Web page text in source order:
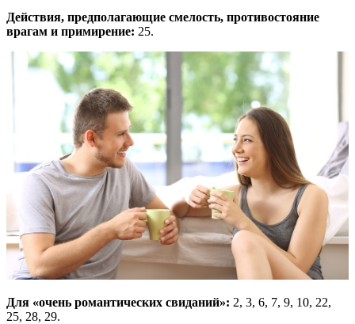
Действия, предполагающие смелость, противостояние
врагам и примирение: 25.
Для «очень романтических свиданий»: 2, 3, 6, 7, 9, 10, 22,
25, 28, 29.